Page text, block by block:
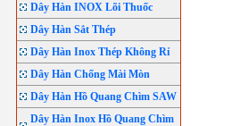
Dây Hàn INOX Lõi Thuốc
Dây Hàn Sắt Thép
Dây Hàn Inox Thép Không Rỉ
Dây Hàn Chống Mài Mòn
Dây Hàn Hồ Quang Chìm SAW
Dây Hàn Inox Hồ Quang Chìm